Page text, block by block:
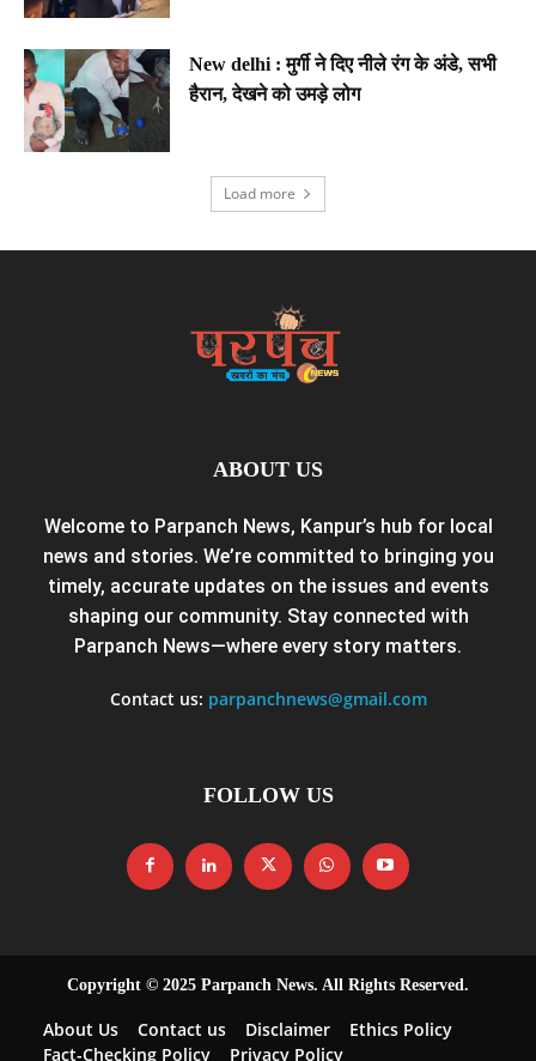
New delhi : मुर्गी ने दिए नीले रंग के अंडे, सभी
हैरान, देखने को उमड़े लोग
Load more
ABOUT US
Welcome to Parpanch News, Kanpur’s hub for local
news and stories. We’re committed to bringing you
timely, accurate updates on the issues and events
shaping our community. Stay connected with
Parpanch News—where every story matters.
Contact us: parpanchnews@gmail.com
FOLLOW US
Copyright © 2025 Parpanch News. All Rights Reserved.
About Us Contact us Disclaimer
Ethics Policy
Fact-Checking Policy
Privacy Policy